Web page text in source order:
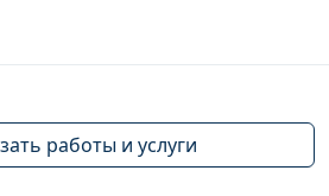
работы и услуги